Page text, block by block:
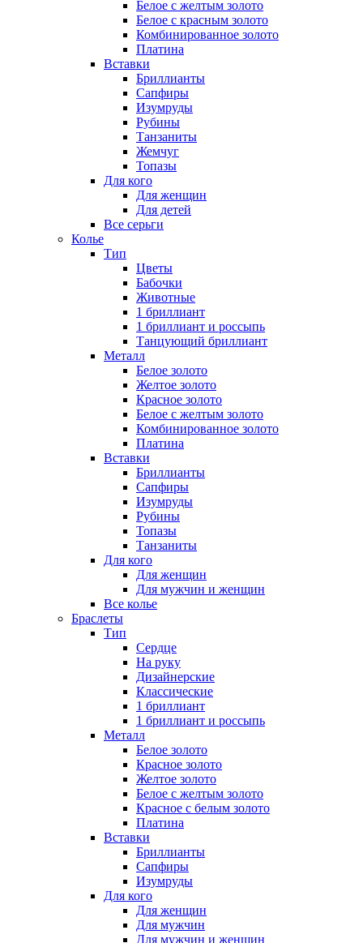
Белое с желтым золото
Белое с красным золото
Комбинированное золото
Платина
Вставки
Бриллианты
Сапфиры
Изумруды
Рубины
Танзаниты
Жемчуг
Топазы
Для кого
Для женщин
Для детей
Все серьги
Колье
Тип
Цветы
Бабочки
Животные
1 бриллиант
1 бриллиант и россыпь
Танцующий бриллиант
Металл
Белое золото
Желтое золото
Красное золото
Белое с желтым золото
Комбинированное золото
Платина
Вставки
Бриллианты
Сапфиры
Изумруды
Рубины
Топазы
Танзаниты
Для кого
Для женщин
Для мужчин и женщин
Все колье
Браслеты
Тип
Сердце
На руку
Дизайнерские
Классические
1 бриллиант
1 бриллиант и россыпь
Металл
Белое золото
Красное золото
Желтое золото
Белое с желтым золото
Красное с белым золото
Платина
Вставки
Бриллианты
Сапфиры
Изумруды
Для кого
Для женщин
Для мужчин
Для мужчин и женщин